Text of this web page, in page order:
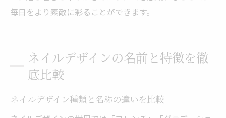
毎日をより素敵に彩ることができます。
ネイルデザインの名前と特徴を徹
底比較
ネイルデザイン種類と名称の違いを比較